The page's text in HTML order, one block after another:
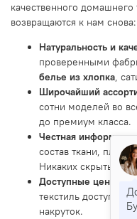
качественного
возвращаются к нам снова:
Натуральность и
проверенными
белье из хлопка,
Широчайший
сотни моделей во
до премиум класса.
Честная
состав ткани,
Никаких скрытых
Доступные цены:
текстиль
накруток.